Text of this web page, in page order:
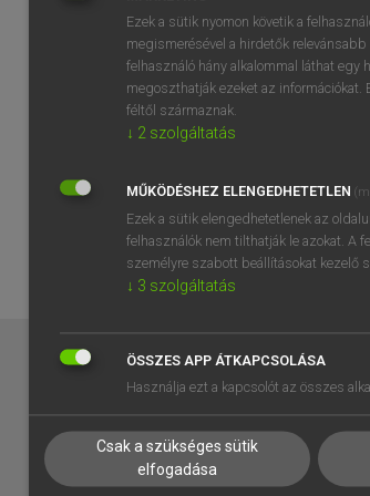
BELÉPÉS
EGYÉNI FELHASZNÁLÓKNAK
TANULÓKNAK
VÁLLALATI MEGOLDÁSOK
SÚGÓ
RÓLUNK
SÜTI
Ezek a sütik nyomon követik a
megismerésével a hirdetők
felhasználó hány alkalommal láthat egy
megoszthatják ezeket az
féltől származnak.
↓ 2 szolgáltatás
MŰKÖDÉSHEZ ELENGEDHETETLEN
Ezek a sütik elengedhetetlenek az
felhasználók nem tilthatják le azokat. A
személyre szabott beállításokat kezelő
↓ 3 szolgáltatás
ÖSSZES APP ÁTKAPCSOLÁSA
Használja ezt a kapcsolót az összes
Csak a szükséges sütik
elfogadása